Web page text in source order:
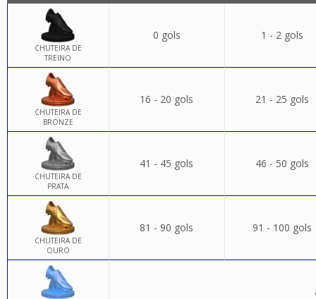
CHUTEIRA DE
TREINO
0 gols 1 - 2 gols
CHUTEIRA DE
BRONZE
16 - 20 gols 21 - 25 gols
CHUTEIRA DE
PRATA
41 - 45 gols 46 - 50 gols
CHUTEIRA DE
OURO
81 - 90 gols 91 - 100 gols